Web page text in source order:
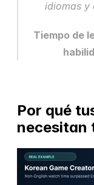
idiomas y
Tiempo de
Por qué
necesitan